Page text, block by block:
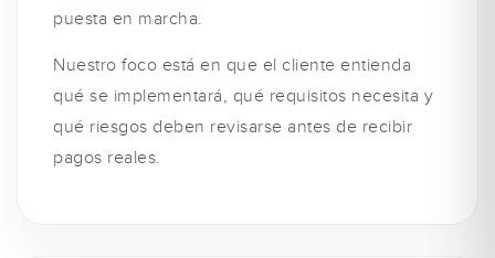
puesta en marcha.
Nuestro foco está en que el cliente entienda
qué se implementará, qué requisitos necesita y
qué riesgos deben revisarse antes de recibir
pagos reales.